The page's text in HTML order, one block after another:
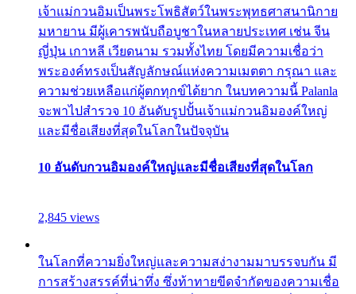
เจ้าแม่กวนอิมเป็นพระโพธิสัตว์ในพระพุทธศาสนานิกาย
มหายาน มีผู้เคารพนับถือบูชาในหลายประเทศ เช่น จีน
ญี่ปุ่น เกาหลี เวียดนาม รวมทั้งไทย โดยมีความเชื่อว่า
พระองค์ทรงเป็นสัญลักษณ์แห่งความเมตตา กรุณา และ
ความช่วยเหลือแก่ผู้ตกทุกข์ได้ยาก ในบทความนี้ Palanla
จะพาไปสำรวจ 10 อันดับรูปปั้นเจ้าแม่กวนอิมองค์ใหญ่
และมีชื่อเสียงที่สุดในโลกในปัจจุบัน
10 อันดับกวนอิมองค์ใหญ่และมีชื่อเสียงที่สุดในโลก
2,845 views
ในโลกที่ความยิ่งใหญ่และความสง่างามมาบรรจบกัน มี
การสร้างสรรค์ที่น่าทึ่ง ซึ่งท้าทายขีดจำกัดของความเชื่อ